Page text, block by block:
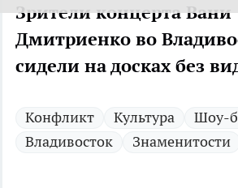
Зрители концерта Вани
Дмитриенко во
сидели на досках без
Конфликт Культура
Шоу-
Владивосток
Знаменитости